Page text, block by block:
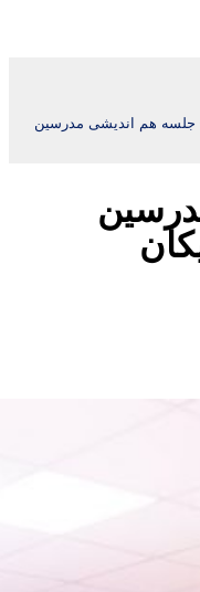
جلسه هم اندیشی مدرسین